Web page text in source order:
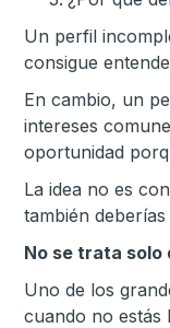
Un perfil
consigue
En cambio, un
intereses
oportunidad
La idea no es
también
No se trata solo
Uno de los
cuando no estás